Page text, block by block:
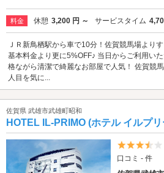
料金 休憩 3,200 円 ～ サービスタイム
ＪＲ新鳥栖駅から車で10分！佐賀競馬場より
基本料金より更に5%OFF♪ 当日からご利用い
格ながら清潔で綺麗なお部屋で人気！ 佐賀競
人目を気に...
佐賀県 武雄市武雄町昭和
HOTEL IL-PRIMO (ホテル イルプ
口コミ - 件